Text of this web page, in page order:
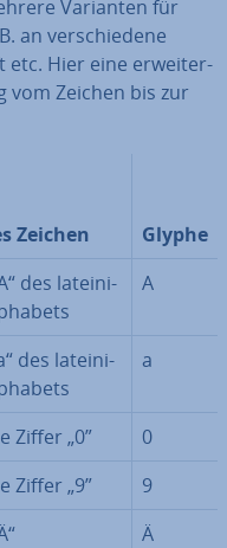
Varianten für
an ver­schie­de­ne
etc. Hier eine er­wei­ter­
vom Zeichen bis zur
Zeichen
Glyphe
des la­tei­ni­
A
des la­tei­ni­
a
Ziffer „0”
0
Ziffer „9”
9
Ä